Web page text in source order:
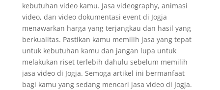
kebutuhan video kamu. Jasa videography, animasi
video, dan video dokumentasi event di Jogja
menawarkan harga yang terjangkau dan hasil yang
berkualitas. Pastikan kamu memilih jasa yang tepat
untuk kebutuhan kamu dan jangan lupa untuk
melakukan riset terlebih dahulu sebelum memilih
jasa video di Jogja. Semoga artikel ini bermanfaat
bagi kamu yang sedang mencari jasa video di Jogja.